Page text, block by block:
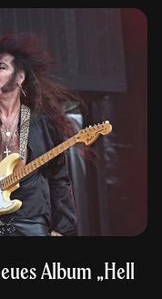
Album „Hell